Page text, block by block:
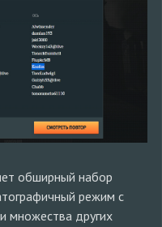
обширный набор
режим с
множества других